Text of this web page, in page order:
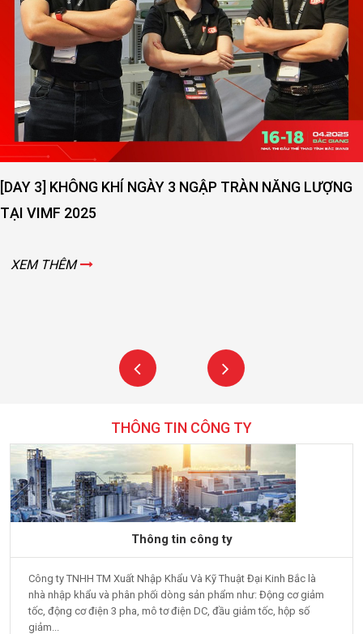
[DAY 3] KHÔNG KHÍ NGÀY 3 NGẬP TRÀN NĂNG LƯỢNG
TẠI VIMF 2025
XEM THÊM
THÔNG TIN CÔNG TY
Thông tin công ty
Công ty TNHH TM Xuất Nhập Khẩu Và Kỹ Thuật Đại Kinh Bắc là
nhà nhập khẩu và phân phối dòng sản phẩm như: Động cơ giảm
tốc, động cơ điện 3 pha, mô tơ điện DC, đầu giảm tốc, hộp số
giảm...